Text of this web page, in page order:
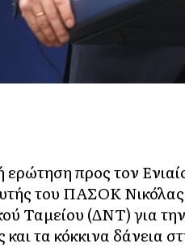
προς τον
του ΠΑΣΟΚ
Ταμείου (ΔΝΤ) για
τα κόκκινα δάνεια